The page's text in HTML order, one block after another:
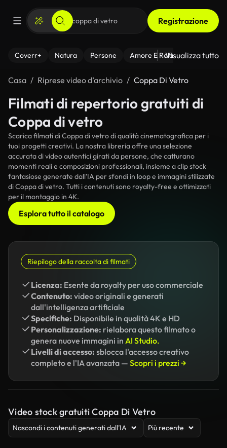
Registrazione
Coverr+ Natura Persone Amore E Relazioni Il
Visualizza tutto
Casa Riprese video d’archivio Coppa Di Vetro
Filmati di repertorio gratuiti di
Coppa di vetro
Scarica filmati di Coppa di vetro di qualità cinematografica per i
tuoi progetti creativi. La nostra libreria offre una selezione
accurata di video autentici girati da persone, che catturano
momenti reali e composizioni professionali, insieme a clip stock
fantasiose generate dall'IA per sfondi in loop e immagini stilizzate
di Coppa di vetro. Tutti i contenuti sono royalty-free e ottimizzati
per il montaggio in 4K.
Esplora tutto il catalogo
Riepilogo della raccolta di filmati
Licenza: Esente da royalty per uso commerciale
Contenuto: video originali e generati
dall'intelligenza artificiale
Specifiche: Disponibile in qualità 4K e HD
Personalizzazione: rielabora questo filmato o
genera nuove immagini in AI Studio.
Livelli di accesso: sblocca l'accesso creativo
completo e l'IA avanzata — Scopri i prezzi →
Video stock gratuiti Coppa Di Vetro
Nascondi i contenuti generati dall’IA Più recente